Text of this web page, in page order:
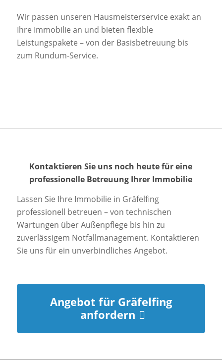
Wir passen unseren Hausmeisterservice exakt an
Ihre Immobilie an und bieten flexible
Leistungspakete – von der Basisbetreuung bis
zum Rundum-Service.
Kontaktieren Sie uns noch heute für eine
professionelle Betreuung Ihrer Immobilie
Lassen Sie Ihre Immobilie in Gräfelfing
professionell betreuen – von technischen
Wartungen über Außenpflege bis hin zu
zuverlässigem Notfallmanagement. Kontaktieren
Sie uns für ein unverbindliches Angebot.
Angebot für Gräfelfing
anfordern